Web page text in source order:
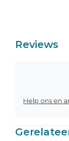
Reviews